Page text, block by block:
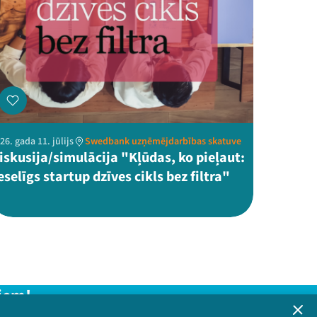
gada 11. jūlijs Swedbank uzņēmējdarbības skatuve
simulācija "Kļūdas, ko pieļaut:
startup dzīves cikls bez filtra"